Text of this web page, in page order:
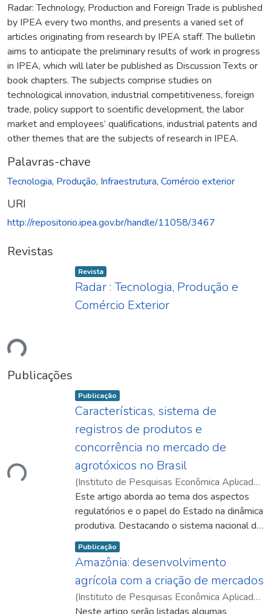
Radar: Technology, Production and Foreign Trade is published
by IPEA every two months, and presents a varied set of
articles originating from research by IPEA staff. The bulletin
aims to anticipate the preliminary results of work in progress
in IPEA, which will later be published as Discussion Texts or
book chapters. The subjects comprise studies on
technological innovation, industrial competitiveness, foreign
trade, policy support to scientific development, the labor
market and employees’ qualifications, industrial patents and
other themes that are the subjects of research in IPEA.
Palavras-chave
Tecnologia, Produção, Infraestrutura, Comércio exterior
URI
http://repositorio.ipea.gov.br/handle/11058/3467
Revistas
Item type:
Revista ,
Radar : Tecnologia, Produção e
Comércio Exterior
Publicações
Item type:
Publicação ,
Características, sistema de
registros de produtos e
concorrência no mercado de
agrotóxicos no Brasil
(Instituto de Pesquisas Econômica Aplicada
(Ipea),2012-06)Santos, Gesmar Rosa dos
Este artigo aborda ao tema dos aspectos
regulatórios e o papel do Estado na dinâmica
produtiva. Destacando o sistema nacional de
registro de agrotóxicos, que é composto
pelos órgãos: Instituto Brasileiro de
Recursos Naturais Renováveis (Ibama),
Agência Nacional de Vigilância Sanitária
(Anvisa) e Ministério da Agricultura, Pecuária
Item type:
Publicação ,
Amazônia: desenvolvimento
agrícola com a criação de mercados
(Instituto de Pesquisas Econômica Aplicada